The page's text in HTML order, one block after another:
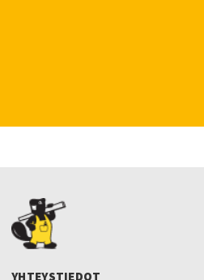
YHTEYSTIEDOT